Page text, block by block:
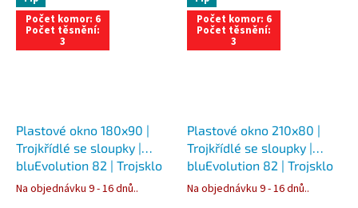
Počet komor: 6
Počet těsnění:
3
Plastové okno 180x90 |
Trojkřídlé se sloupky |
bluEvolution 82 | Trojsklo
Na objednávku 9 - 16 dnů..
Počet komor: 6
Počet těsnění:
3
Plastové okno 210x80 |
Trojkřídlé se sloupky |
bluEvolution 82 | Trojsklo
Na objednávku 9 - 16 dnů..